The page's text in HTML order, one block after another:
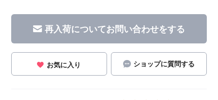
再入荷についてお問い合わせをする
お気に入り ショップに質問する